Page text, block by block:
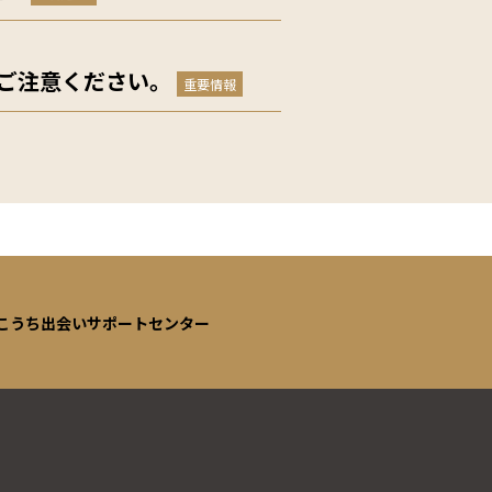
意ください。 重要情報
うち出会いサポートセンター